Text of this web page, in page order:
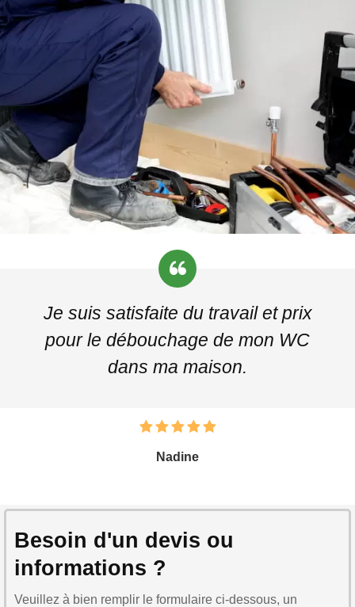
Je suis satisfaite du travail et prix
pour le débouchage de mon WC
dans ma maison.
Nadine
Besoin d'un devis ou
informations ?
Veuillez à bien remplir le formulaire ci-dessous, un